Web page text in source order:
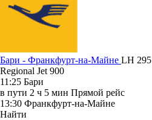
Бари - Франкфурт-на-Майне LH 295
Regional Jet 900
11:25 Бари
в пути 2 ч 5 мин Прямой рейс
13:30 Франкфурт-на-Майне
Найти